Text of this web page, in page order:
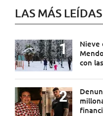
LAS MÁS LEÍDAS
Nieve
con